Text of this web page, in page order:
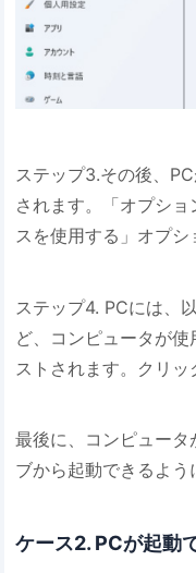
ステップ3.その後、
されます。「オプシ
スを使用する」オプシ
ステップ4. PCには、
ど、コンピュータが
ストされます。クリッ
最後に、コンピュータ
ブから起動できるよう
ケース2. PCが起動